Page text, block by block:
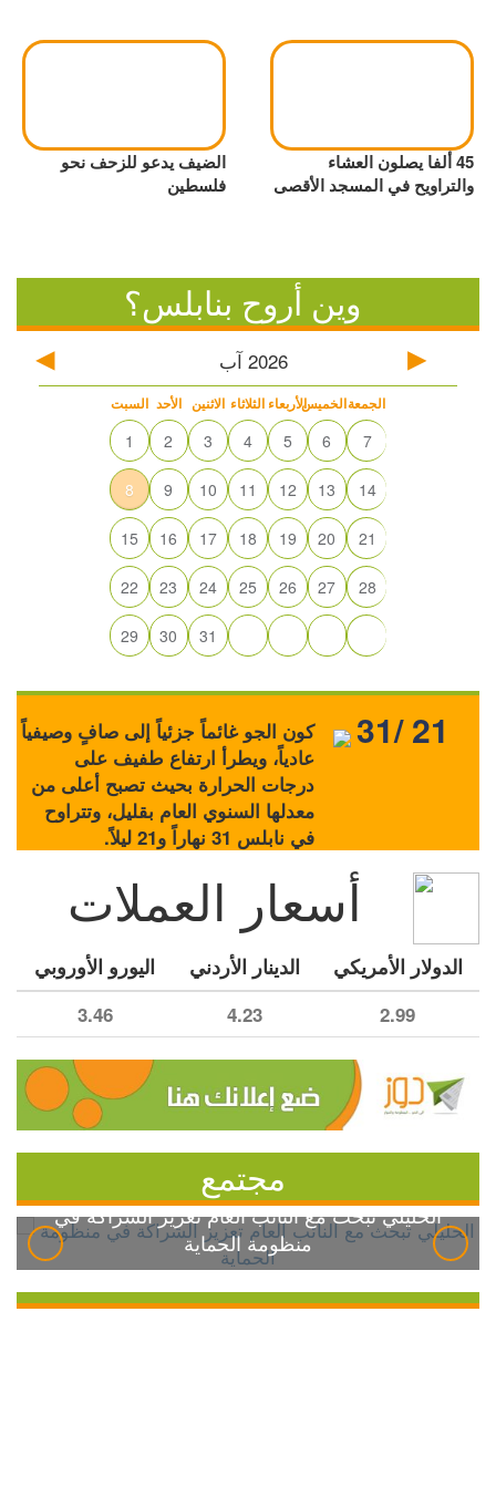
45 ألفا يصلون العشاء
والتراويح في المسجد الأقصى
الضيف يدعو للزحف نحو
فلسطين
وين أروح بنابلس؟
2026 آب
السبت الأحد الاثنين الثلاثاء الأربعاءالخميسالجمعة
1 2 3 4 5 6 7
8 9 10 11 12 13 14
15 16 17 18 19 20 21
22 23 24 25 26 27 28
29 30 31
كون الجو غائماً جزئياً إلى صافٍ وصيفياً
عادياً، ويطرأ ارتفاع طفيف على
درجات الحرارة بحيث تصبح أعلى من
معدلها السنوي العام بقليل، وتتراوح
في نابلس 31 نهاراً و21 ليلاً.
31/ 21
أسعار العملات
الدولار الأمريكي الدينار الأردني اليورو الأوروبي
2.99
4.23
3.46
مجتمع
الخليلي تبحث مع النائب العام تعزيز الشراكة في
منظومة الحماية